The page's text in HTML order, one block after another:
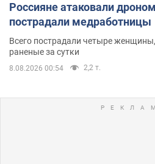
Россияне атаковали
пострадали медработницы
Всего пострадали четыре
раненые за сутки
8.08.2026 00:54 2,2 т.